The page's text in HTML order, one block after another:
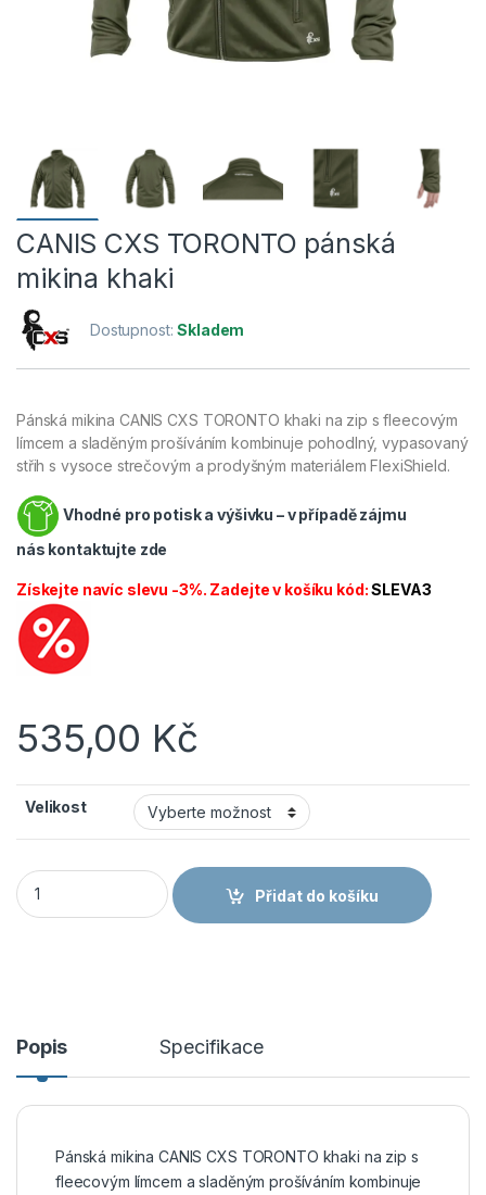
CANIS CXS TORONTO pánská
mikina khaki
Dostupnost:Skladem
Pánská mikina CANIS CXS TORONTO khaki na zip s fleecovým
límcem a sladěným prošíváním kombinuje pohodlný, vypasovaný
střih s vysoce strečovým a prodyšným materiálem FlexiShield.
Vhodné pro potisk a výšivku – v případě zájmu
nás kontaktujte zde
Získejte navíc slevu -3%. Zadejte v košíku kód:SLEVA3
535,00 Kč
Velikost
CANIS CXS TORONTO pánská mikina khaki množství
Přidat do košíku
Popis Specifikace
Pánská mikina CANIS CXS TORONTO khaki na zip s
fleecovým límcem a sladěným prošíváním kombinuje